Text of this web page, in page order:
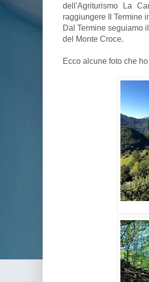
dell'Agriturismo La
raggiungere Il Termine
Dal Termine seguiamo
del Monte Croce.
Ecco alcune foto che